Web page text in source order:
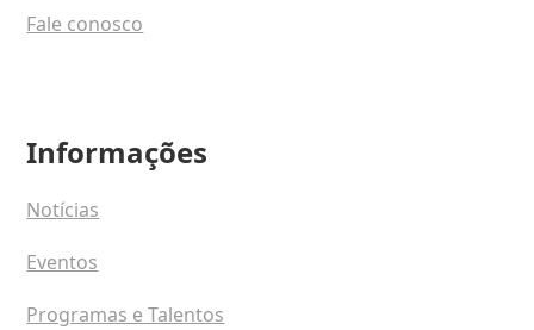
Fale conosco
Informações
Notícias
Eventos
Programas e Talentos